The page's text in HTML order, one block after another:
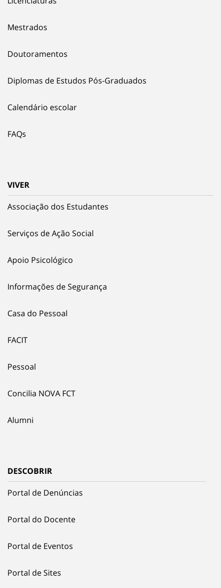
Mestrados
Doutoramentos
Diplomas de Estudos Pós-Graduados
Calendário escolar
FAQs
VIVER
Associação dos Estudantes
Serviços de Ação Social
Apoio Psicológico
Informações de Segurança
Casa do Pessoal
FACIT
Pessoal
Concilia NOVA FCT
Alumni
DESCOBRIR
Portal de Denúncias
Portal do Docente
Portal de Eventos
Portal de Sites